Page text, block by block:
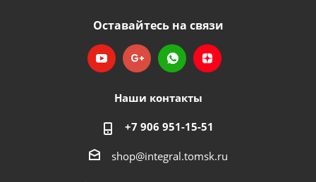
Оставайтесь на связи
Наши контакты
+7 906 951-15-51
shop@integral.tomsk.ru